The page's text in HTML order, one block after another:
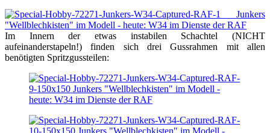
Im Innern der etwas instabilen Schachtel (NICHT
aufeinanderstapeln!) finden sich drei Gussrahmen mit allen
benötigten Spritzgussteilen: